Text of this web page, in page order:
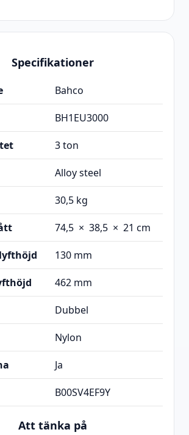
Specifikationer
Bahco
BH1EU3000
3 ton
Alloy steel
30,5 kg
74,5 × 38,5 × 21 cm
130 mm
462 mm
Dubbel
Nylon
Ja
B00SV4EF9Y
Att tänka på